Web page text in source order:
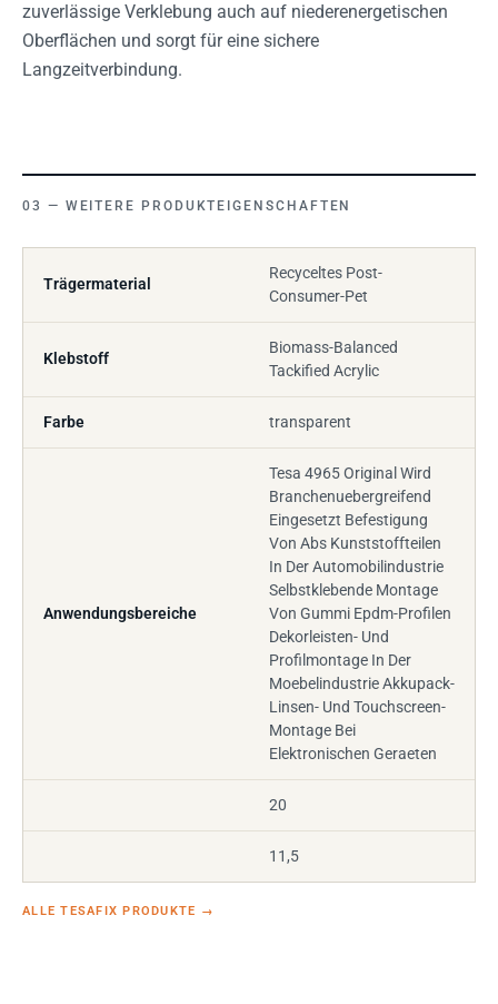
zuverlässige Verklebung auch auf niederenergetischen
Oberflächen und sorgt für eine sichere
Langzeitverbindung.
WEITERE PRODUKTEIGENSCHAFTEN
Trägermaterial
Recyceltes Post-
Consumer-Pet
Klebstoff
Biomass-Balanced
Tackified Acrylic
Farbe transparent
Anwendungsbereiche
Tesa 4965 Original Wird
Branchenuebergreifend
Eingesetzt Befestigung
Von Abs Kunststoffteilen
In Der Automobilindustrie
Selbstklebende Montage
Von Gummi Epdm-Profilen
Dekorleisten- Und
Profilmontage In Der
Moebelindustrie Akkupack-
Linsen- Und Touchscreen-
Montage Bei
Elektronischen Geraeten
20
11,5
ALLE TESAFIX PRODUKTE →